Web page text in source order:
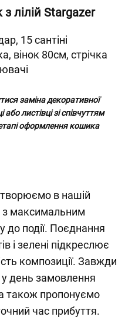
лілій Stargazer
15 сантіні
вінок 80см, стрічка
заміна декоративної
або листівці зі співчуттям
оформлення кошика
в нашій
з максимальним
до події. Поєднання
і зелені підкреслює
композиції. Завжди
день замовлення
також пропонуємо
час прибуття.